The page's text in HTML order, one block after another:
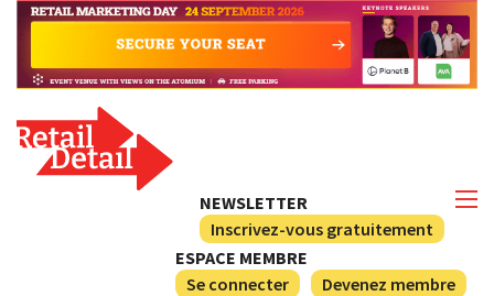
NEWSLETTER
Inscrivez-vous gratuitement
ESPACE MEMBRE
Se connecter
Devenez membre